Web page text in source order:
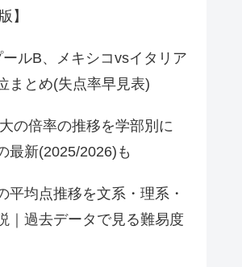
】
ルB、メキシコvsイタリア
まとめ(失点率早見表)
の倍率の推移を学部別に
最新(2025/2026)も
平均点推移を文系・理系・
｜過去データで見る難易度